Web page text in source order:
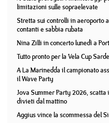
limitazioni sulle sopraelevate
Stretta sui controlli in aeroporto
contanti e sabbia rubata
Nina Zilli in concerto lunedì a
Tutto pronto per la Vela Cup
A La Marinedda il campionato
il Wave Party
Jova Summer Party 2026,
divieti dal mattino
Aggius vince la scommessa del